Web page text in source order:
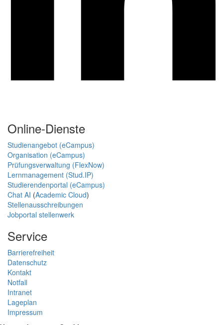
Online-Dienste
Studienangebot (eCampus)
Organisation (eCampus)
Prüfungsverwaltung (FlexNow)
Lernmanagement (Stud.IP)
Studierendenportal (eCampus)
Chat AI (Academic Cloud)
Stellenausschreibungen
Jobportal stellenwerk
Service
Barrierefreiheit
Datenschutz
Kontakt
Notfall
Intranet
Lageplan
Impressum